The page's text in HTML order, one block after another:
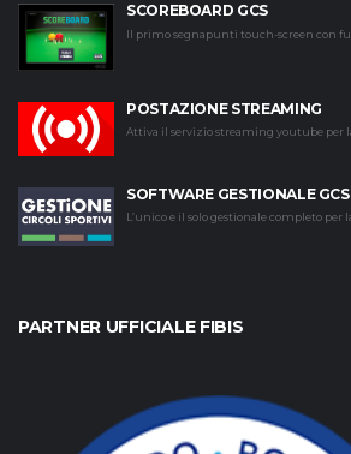
SCOREBOARD GCS
Il primo segnapunti touch-screen con
POSTAZIONE STREAMING
Attiva il servizio streaming youtube per
SOFTWARE GESTIONALE GCS
L’unico e il solo gestionale completo
PARTNER UFFICIALE FIBIS